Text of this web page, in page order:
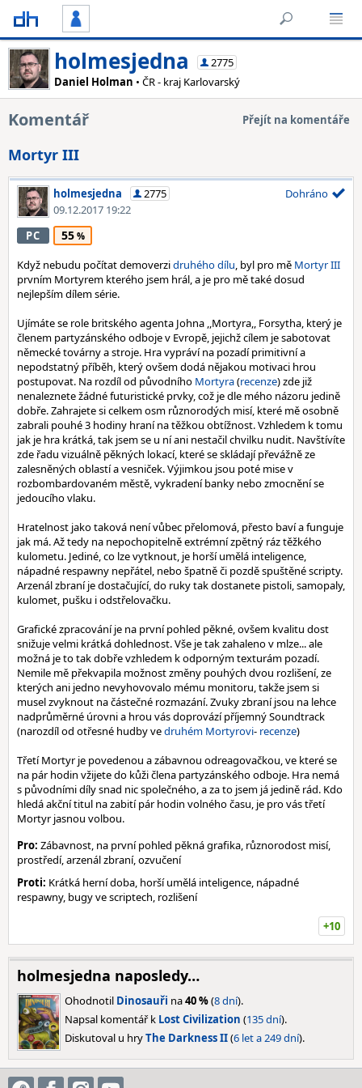
holmesjedna
2775
Daniel Holman • ČR - kraj Karlovarský
Komentář Přejít na komentáře
Mortyr III
holmesjedna
2775
09.12.2017 19:22
Dohráno
PC 55
Když nebudu počítat demoverzidruhého dílu, byl pro mě Mortyr III
prvním Mortyrem kterého jsem hrál, a je pro mě také dosud
nejlepším dílem série.
Ujímáte se role britského agenta Johna ,,Mortyra,, Forsytha, který je
členem partyzánského odboje v Evropě, jejichž cílem je sabotovat
německé továrny a stroje. Hra vypráví na pozadí primitivní a
nepodstatný příběh, který ovšem dodá nějakou motivaci hrou
postupovat. Na rozdíl od původního Mortyra(recenze) zde již
nenaleznete žádné futuristické prvky, což je dle mého názoru jedině
dobře. Zahrajete si celkem osm různorodých misí, které mě osobně
zabrali pouhé 3 hodiny hraní na těžkou obtížnost. Vzhledem k tomu
jak je hra krátká, tak jsem se u ní ani nestačil chvilku nudit. Navštívíte
zde řadu vizuálně pěkných lokací, které se skládají převážně ze
zalesněných oblastí a vesniček. Výjimkou jsou poté mise v
rozbombardovaném městě, vykradení banky nebo zmocnění se
jedoucího vlaku.
Hratelnost jako taková není vůbec přelomová, přesto baví a funguje
jak má. Až tedy na nepochopitelně extrémní zpětný ráz těžkého
kulometu. Jediné, co lze vytknout, je horší umělá inteligence,
nápadné respawny nepřátel, nebo špatně či pozdě spuštěné scripty.
Arzenál zbraní je dostačující, do ruky tak dostanete pistoli, samopaly,
kulomet, pušku i odstřelovačku.
Grafické zpracování je na první pohled pěkné, ovšem kvalitu dost
snižuje velmi krátká dohlednost. Vše je tak zahaleno v mlze... ale
možná je to tak dobře vzhledem k odporným texturám pozadí.
Nemile mě překvapila možnost změny pouhých dvou rozlišení, ze
kterých ani jedno nevyhovovalo mému monitoru, takže jsem si
musel zvyknout na částečné rozmazání. Zvuky zbraní jsou na lehce
nadprůměrné úrovni a hrou vás doprovází příjemný Soundtrack
(narozdíl od otřesné hudby vedruhém Mortyrovi- recenze)
Třetí Mortyr je povedenou a zábavnou odreagovačkou, ve které se
na pár hodin vžijete do kůži člena partyzánského odboje. Hra nemá
s původními díly snad nic společného, a za to jsem já jedině rád. Kdo
hledá akční titul na zabití pár hodin volného času, je pro vás třetí
Mortyr jasnou volbou.
Pro: Zábavnost, na první pohled pěkná grafika, různorodost misí,
prostředí, arzenál zbraní, ozvučení
Proti: Krátká herní doba, horší umělá inteligence, nápadné
respawny, bugy ve scriptech, rozlišení
+10
holmesjedna naposledy…
Ohodnotil Dinosauři na40 %(8 dní).
Napsal komentář k Lost Civilization (135 dní).
Diskutoval u hryThe Darkness II(6 let a 249 dní).